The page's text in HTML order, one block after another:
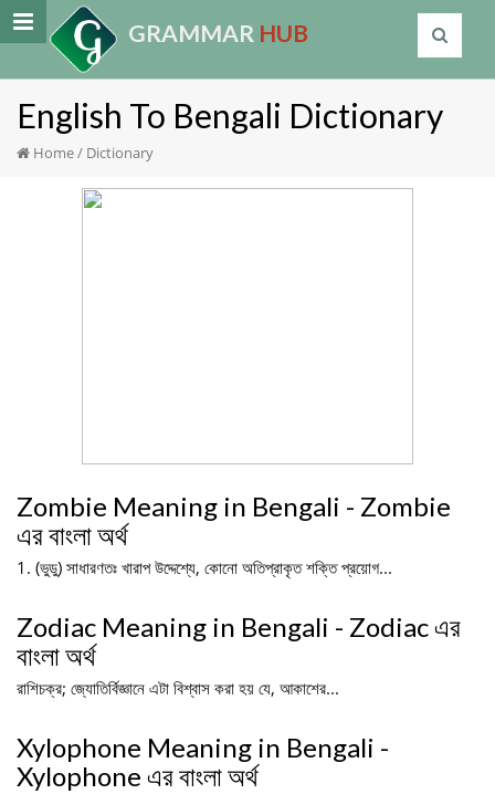
GRAMMAR HUB
English To Bengali Dictionary
Home/ Dictionary
Zombie Meaning in Bengali - Zombie
এর বাংলা অর্থ
1. (ভুডু) সাধারণতঃ খারাপ উদ্দেশ্যে, কোনো অতিপ্রাকৃত শক্তি প্রয়োগ...
Zodiac Meaning in Bengali - Zodiac এর
বাংলা অর্থ
রাশিচক্র; জ্যোতির্বিজ্ঞানে এটা বিশ্বাস করা হয় যে, আকাশের...
Xylophone Meaning in Bengali -
Xylophone এর বাংলা অর্থ